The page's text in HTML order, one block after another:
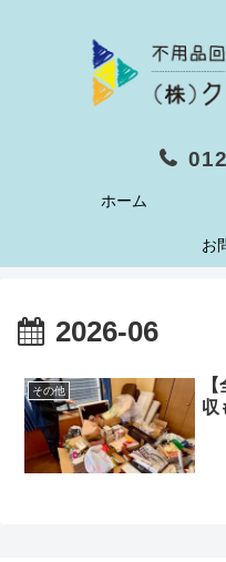
ホーム
お
2026-06
その他
収